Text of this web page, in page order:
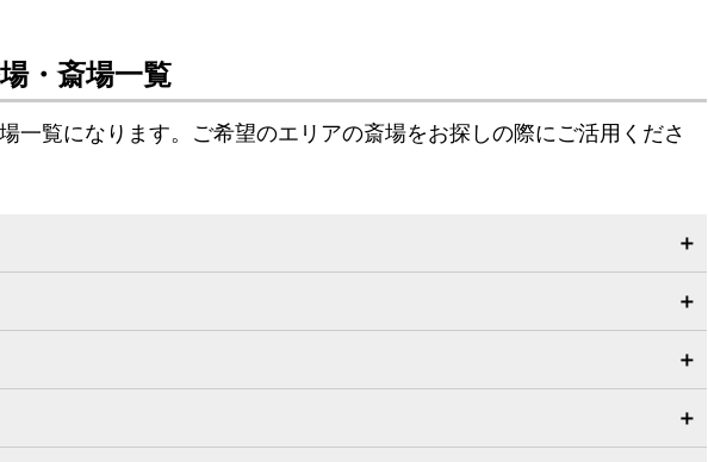
・斎場一覧
一覧になります。ご希望のエリアの斎場をお探しの際にご活用くださ